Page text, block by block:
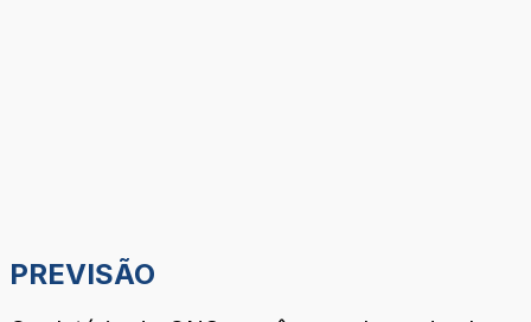
PREVISÃO